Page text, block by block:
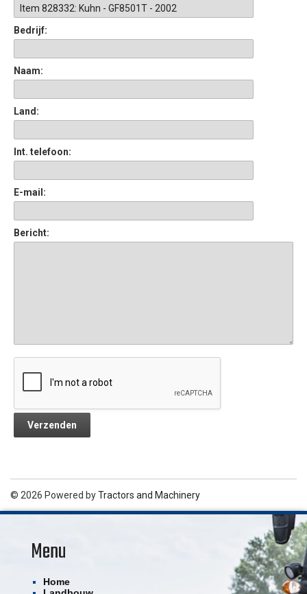
Bedrijf:
Naam:
Land:
Int. telefoon:
E-mail:
Bericht:
© 2026 Powered byTractors and Machinery
Menu
Home